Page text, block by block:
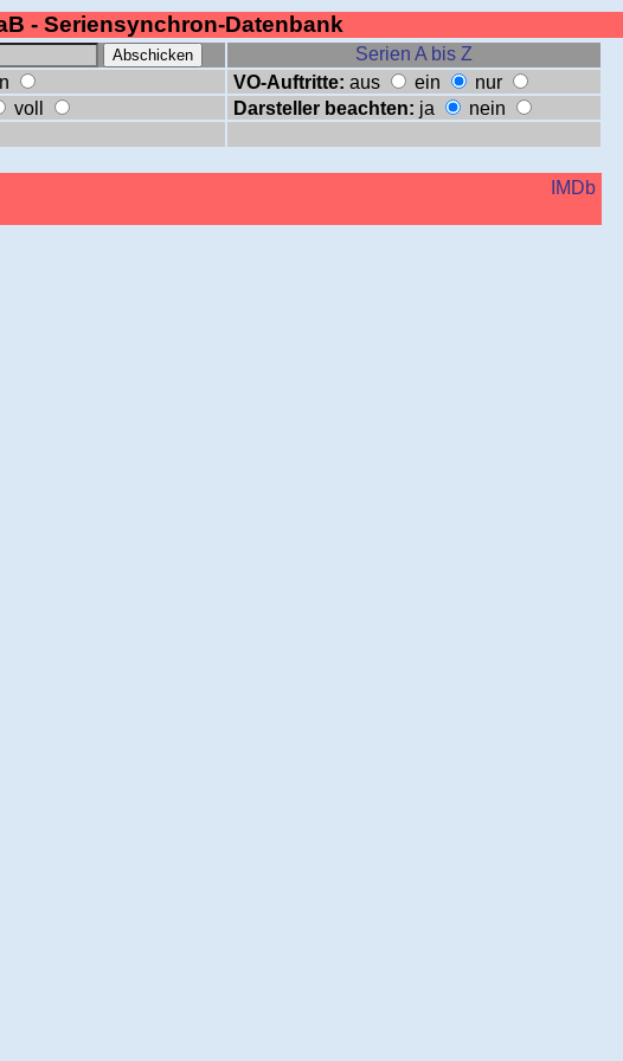
- Seriensynchron-Datenbank
Serien A bis Z
VO-Auftritte: aus ein
nur
voll Darsteller beachten: ja
nein
IMDb